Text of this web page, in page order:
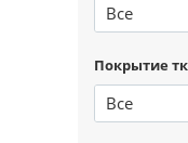
Все
Покрытие
Все